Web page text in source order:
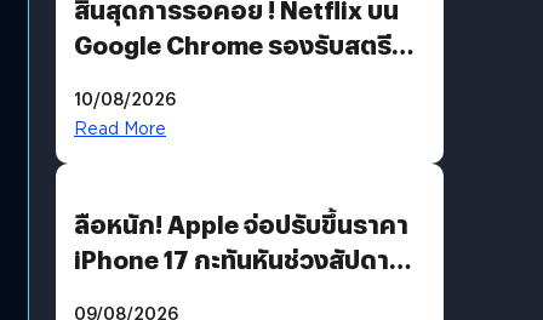
สิ้นสุดการรอคอย ! Netflix บน
Google Chrome รองรับสตรีม
เงื่อนไขที่กำหนด
10/08/2026
Read More
ลือหนัก! Apple จ่อปรับขึ้นราคา
iPhone 17 กะทันหันช่วงสัปดาห์ที่
09/08/2026